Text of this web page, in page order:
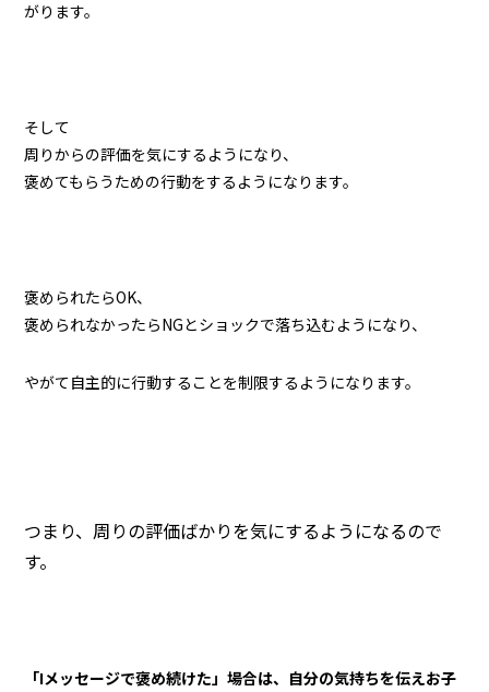
がります。
そして
周りからの評価を気にするようになり、
褒めてもらうための行動をするようになります。
褒められたらOK、
褒められなかったらNGとショックで落ち込むようになり、
やがて自主的に行動することを制限するようになります。
つまり、周りの評価ばかりを気にするようになるので
す。
「Iメッセージで褒め続けた」場合は、 自分の気持ちを伝えお子